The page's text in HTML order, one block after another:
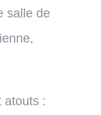
salle de
atouts :